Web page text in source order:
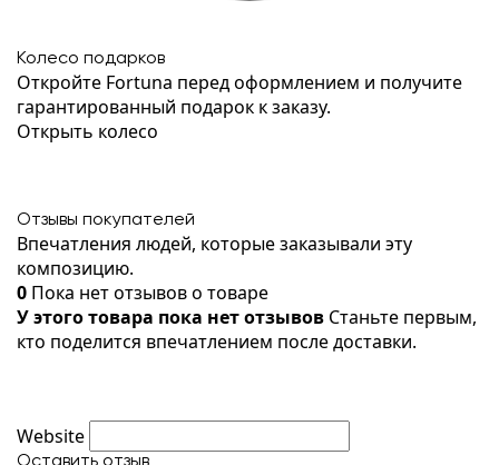
Колесо подарков
Откройте Fortuna перед оформлением и получите
гарантированный подарок к заказу.
Открыть колесо
Отзывы покупателей
Впечатления людей, которые заказывали эту
композицию.
0 Пока нет отзывов о товаре
У этого товара пока нет отзывов Станьте первым,
кто поделится впечатлением после доставки.
Website
Оставить отзыв